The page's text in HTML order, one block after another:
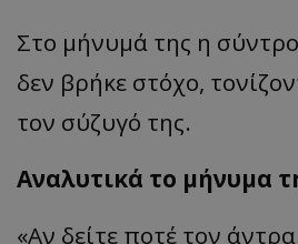
Στο μήνυμά της η
δεν βρήκε στόχο,
τον σύζυγό της.
Αναλυτικά το μήνυμα
«Αν δείτε ποτέ τον